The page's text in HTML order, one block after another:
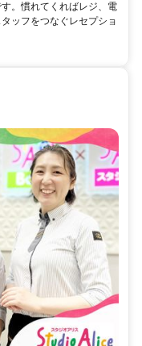
。慣れてくればレジ、電
ッフをつなぐレセプショ